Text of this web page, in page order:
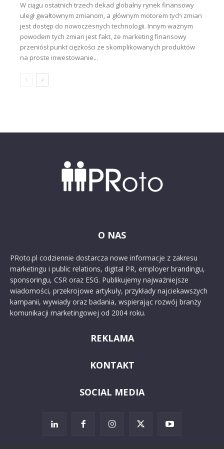
W ciągu ostatnich trzech dekad globalny rynek finansowy
uległ gwałtownym zmianom, a głównym motorem tych zmian
jest dostęp do nowoczesnych technologii. Innym ważnym
powodem tych zmian jest fakt, że marketing finansowy
przeniósł punkt ciężkości ze skomplikowanych produktów
na proste inwestowanie...
O NAS
PRoto.pl codziennie dostarcza nowe informacje z zakresu
marketingu i public relations, digital PR, employer brandingu,
sponsoringu, CSR oraz ESG. Publikujemy najważniejsze
wiadomości, przekrojowe artykuły, przykłady najciekawszych
kampanii, wywiady oraz badania, wspierając rozwój branży
komunikacji marketingowej od 2004 roku.
REKLAMA
KONTAKT
SOCIAL MEDIA